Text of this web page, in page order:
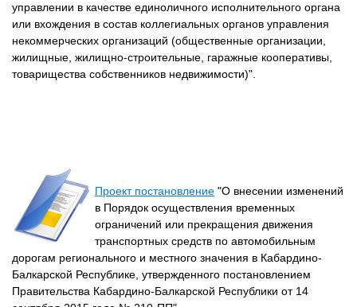
управлении в качестве единоличного исполнительного органа
или вхождения в состав коллегиальных органов управления
некоммерческих организаций (общественные организации,
жилищные, жилищно-строительные, гаражные кооперативы,
товарищества собственников недвижимости)".
Проект постановление "О внесении изменений
в Порядок осуществления временных
ограничений или прекращения движения
транспортных средств по автомобильным
дорогам регионального и местного значения в Кабардино-
Балкарской Республике, утвержденного постановлением
Правительства Кабардино-Балкарской Республики от 14